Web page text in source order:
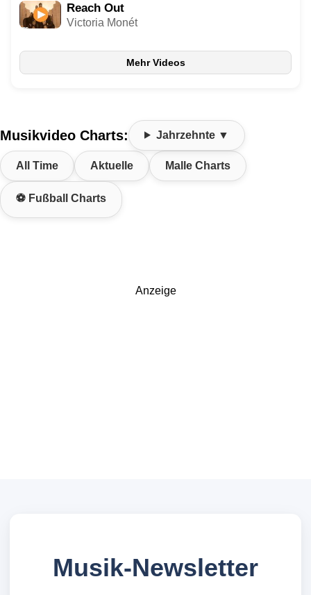
Reach Out
Victoria Monét
Mehr Videos
Musikvideo Charts: Jahrzehnte ▼
All Time Aktuelle Malle Charts
⚽ Fußball Charts
Anzeige
Musik-Newsletter